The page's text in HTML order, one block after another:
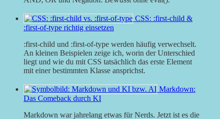
CSS: :first-child &
:first-of-type richtig einsetzen
:first-child und :first-of-type werden häufig verwechselt.
An kleinen Beispielen zeige ich, worin der Unterschied
liegt und wie du mit CSS tatsächlich das erste Element
mit einer bestimmten Klasse ansprichst.
Markdown:
Das Comeback durch KI
Markdown war jahrelang etwas für Nerds. Jetzt ist es die